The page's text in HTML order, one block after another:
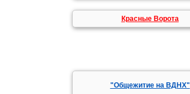
Красные Ворота
"Общежитие на ВДНХ"